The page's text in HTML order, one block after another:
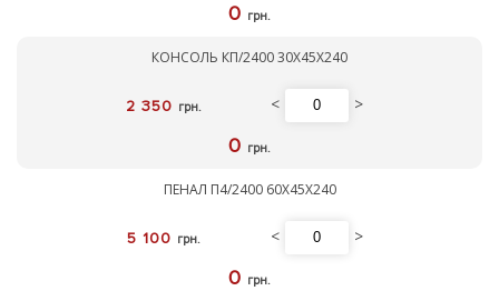
0 грн.
КОНСОЛЬ КП/2400 30Х45Х240
2 350 грн. < >
0 грн.
ПЕНАЛ П4/2400 60Х45Х240
5 100 грн. < >
0 грн.